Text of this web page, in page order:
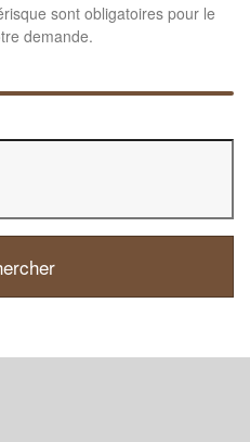
sont obligatoires pour le
demande.